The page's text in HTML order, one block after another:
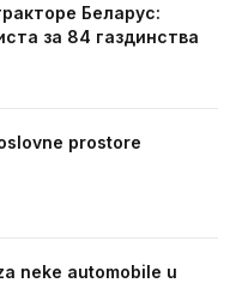
Беларус:
за 84 газдинства
prostore
neke automobile u